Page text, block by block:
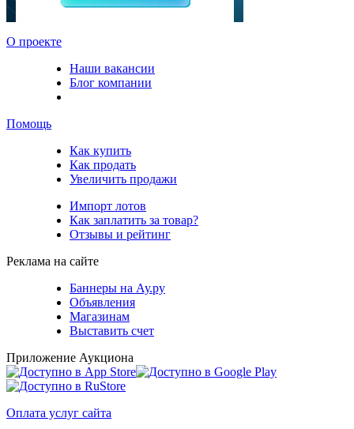
О проекте
Наши вакансии
Блог компании
Помощь
Как купить
Как продать
Увеличить продажи
Импорт лотов
Как заплатить за товар?
Отзывы и рейтинг
Реклама на сайте
Баннеры на Ау.ру
Объявления
Магазинам
Выставить счет
Приложение Аукциона
Оплата услуг сайта